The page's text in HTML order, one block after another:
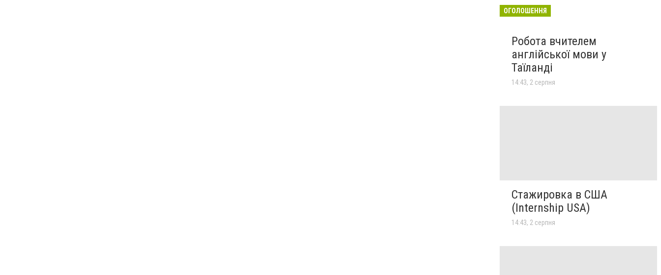
ОГОЛОШЕННЯ
Робота вчителем
англійської мови у
Таїланді
14:43, 2 серпня
Стажировка в США
(Internship USA)
14:43, 2 серпня